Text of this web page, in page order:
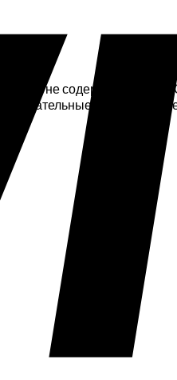
мята не содержит
питательные